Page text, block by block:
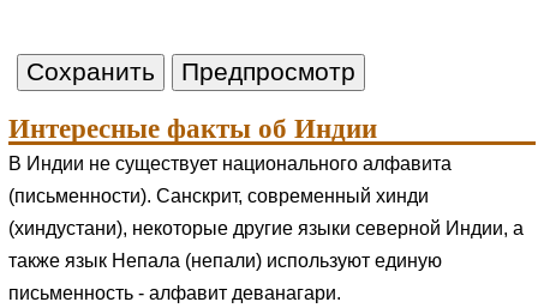
Интересные факты об Индии
В Индии не существует национального алфавита
(письменности). Санскрит, современный хинди
(хиндустани), некоторые другие языки северной Индии, а
также язык Непала (непали) используют единую
письменность - алфавит деванагари.